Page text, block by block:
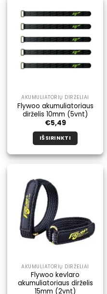
AKUMULIATORIŲ DIRŽELIAI
Flywoo akumuliatoriaus
dirželis 10mm (5vnt)
€5,49
IŠSIRINKTI
produktas
variantus.
Galimybe
galite
pasirinkti
produkto
puslapyje.
AKUMULIATORIŲ DIRŽELIAI
Flywoo kevlaro
akumuliatoriaus dirželis
15mm (2vnt)